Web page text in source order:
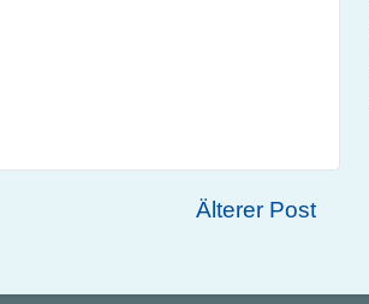
Älterer Post